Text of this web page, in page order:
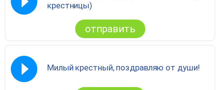
крестницы)
отправить
Милый крестный, поздравляю от души!